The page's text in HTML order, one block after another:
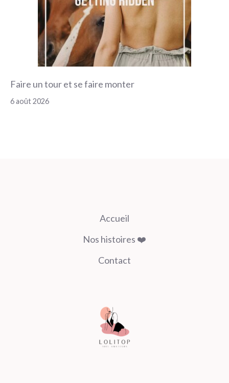
Faire un tour et se faire monter
6 août 2026
Accueil
Nos histoires ❤️
Contact